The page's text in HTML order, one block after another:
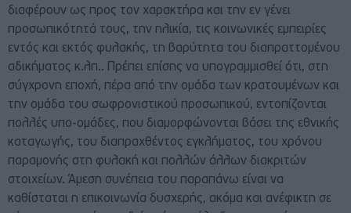
διαφέρουν ως προς τον χαρακτήρα και την εν γένει
προσωπικότητά τους, την ηλικία, τις κοινωνικές εμπειρίες
εντός και εκτός φυλακής, τη βαρύτητα του διαπραττομένου
αδικήματος κ.λπ.. Πρέπει επίσης να υπογραμμισθεί ότι, στη
σύγχρονη εποχή, πέρα από την ομάδα των κρατουμένων και
την ομάδα του σωφρονιστικού προσωπικού, εντοπίζονται
πολλές υπο-ομάδες, που διαμορφώνονται βάσει της εθνικής
καταγωγής, του διαπραχθέντος εγκλήματος, του χρόνου
παραμονής στη φυλακή και πολλών άλλων διακριτών
στοιχείων. Άμεση συνέπεια του παραπάνω είναι να
καθίσταται η επικοινωνία δυσχερής, ακόμα και ανέφικτη σε